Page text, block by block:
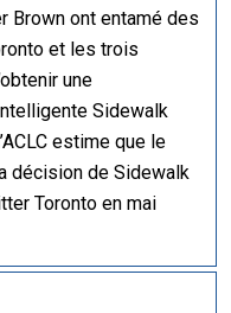
Brown ont entamé des
et les trois
une
Sidewalk
estime que le
décision de Sidewalk
Toronto en mai